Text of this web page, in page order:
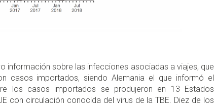
información sobre las infecciones asociadas a viajes, que
casos importados, siendo Alemania el que informó el
los casos importados se produjeron en 13 Estados
con circulación conocida del virus de la TBE. Diez de los